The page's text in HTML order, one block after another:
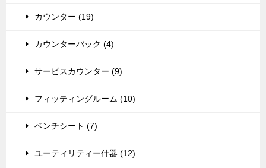
カウンター (19)
カウンターバック (4)
サービスカウンター (9)
フィッティングルーム (10)
ベンチシート (7)
ユーティリティー什器 (12)